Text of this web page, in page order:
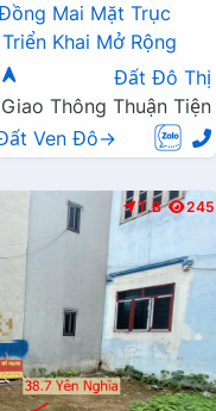
Mai Mặt Trục
Khai Mở Rộng
Đất Đô Thị
Thông Thuận Tiện
Ven Đô→
T.B 245